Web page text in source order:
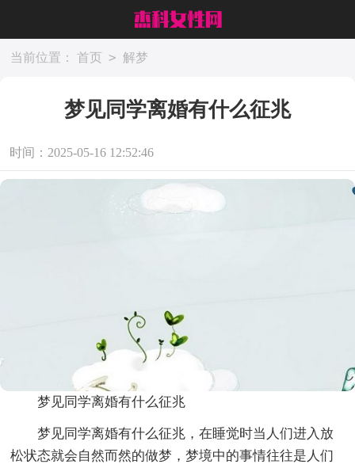
当前位置： 首页 > 解梦
梦见同学离婚有什么征兆
时间：2025-05-16 12:52:46
梦见同学离婚有什么征兆
梦见同学离婚有什么征兆，在睡觉时当人们进入放
松状态就会自然而然的做梦，梦境中的事情往往是人们